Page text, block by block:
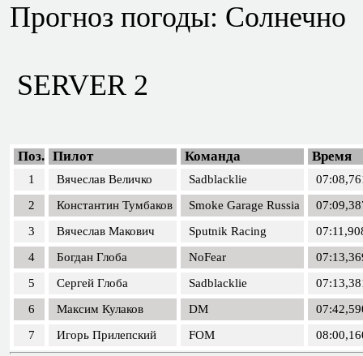
Прогноз погоды: Солнечно
SERVER 2
Поз. Пилот Команда Время
1 Вячеслав Величко Sadblacklie
2
Константин Тумбаков Smoke Garage Russia
3
Вячеслав Макович Sputnik Racing
4
Богдан Глоба NoFear
5
Сергей Глоба Sadblacklie
6
Максим Кулаков DM
7
Игорь Прилепский FOM